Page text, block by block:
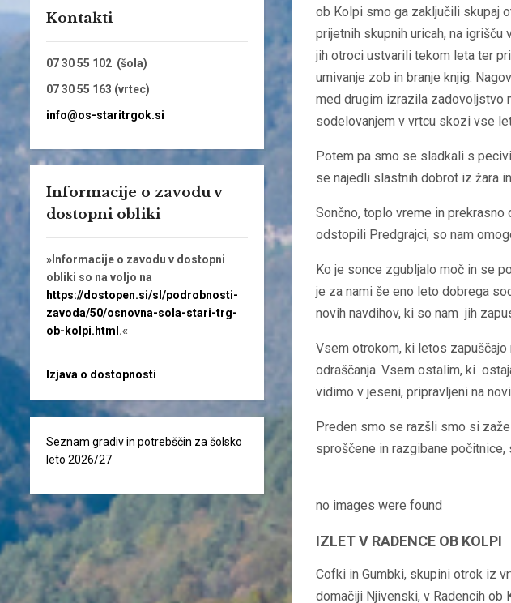
Kontakti
07 30 55 102 (šola)
07 30 55 163 (vrtec)
info@os-staritrgok.si
Informacije o zavodu v
dostopni obliki
»Informacije o zavodu v dostopni
obliki so na voljo na
https://dostopen.si/sl/podrobnosti-
zavoda/50/osnovna-sola-stari-trg-
ob-kolpi.html .«
Izjava o dostopnosti
Seznam gradiv in potrebščin za šolsko
leto 2026/27
ob Kolpi smo ga zaključili skupaj
prijetnih skupnih uricah, na
jih otroci ustvarili tekom leta ter
umivanje zob in branje knjig.
med drugim izrazila zadovoljstvo
sodelovanjem v vrtcu skozi vse
Potem pa smo se sladkali s
se najedli slastnih dobrot iz žara
Sončno, toplo vreme in
odstopili Predgrajci, so nam
Ko je sonce zgubljalo moč in se
je za nami še eno leto dobrega
novih navdihov, ki so nam jih
Vsem otrokom, ki letos
odraščanja. Vsem ostalim, ki
vidimo v jeseni, pripravljeni na
Preden smo se razšli smo si
sproščene in razgibane počitnice,
no images were found
IZLET V RADENCE OB KOLPI
Cofki in Gumbki, skupini otrok iz
domačiji Njivenski, v Radencih ob